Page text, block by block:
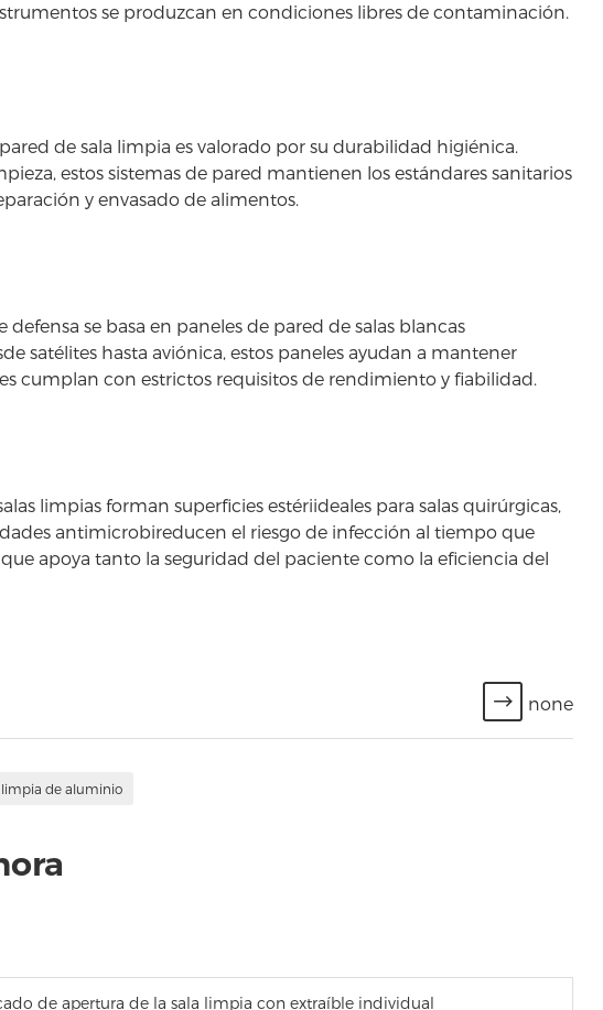
se produzcan en condiciones libres de contaminación.
de sala limpia es valorado por su durabilidad higiénica.
estos sistemas de pared mantienen los estándares sanitarios
y envasado de alimentos.
se basa en paneles de pared de salas blancas
satélites hasta aviónica, estos paneles ayudan a mantener
cumplan con estrictos requisitos de rendimiento y fiabilidad.
limpias forman superficies estériideales para salas quirúrgicas,
antimicrobireducen el riesgo de infección al tiempo que
apoya tanto la seguridad del paciente como la eficiencia del
none
limpia de aluminio
de apertura de la sala limpia con extraíble individual